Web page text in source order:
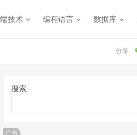
技术 编程语言 数据库
搜索
广告